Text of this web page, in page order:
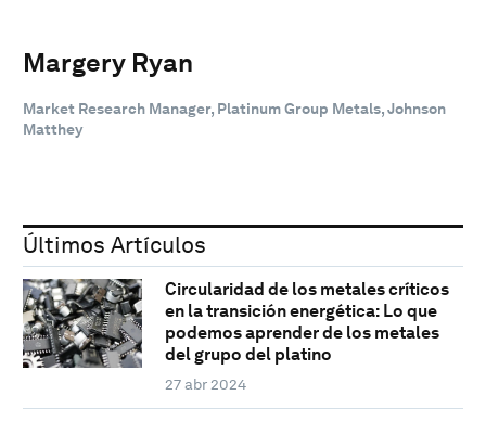
Margery Ryan
Market Research Manager, Platinum Group Metals, Johnson
Matthey
Últimos Artículos
Circularidad de los metales críticos
en la transición energética: Lo que
podemos aprender de los metales
del grupo del platino
27 abr 2024